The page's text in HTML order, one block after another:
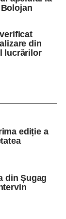
spectacolul de
„Ioan
, alături de
consacrați, cât
multe producții
Gabi Suciu
timpului la
europene de
de
din
lucrărilor
ediție a
din Șugag